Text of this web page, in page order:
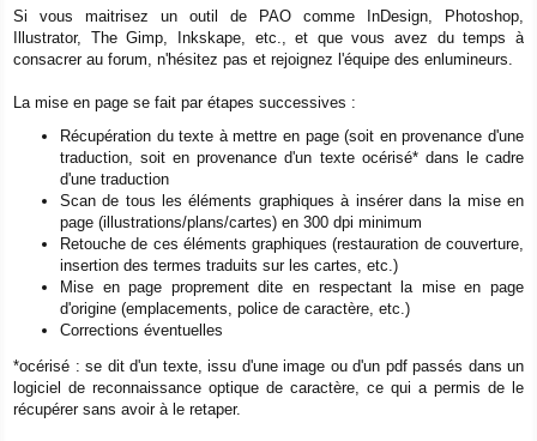
e
Si vous maitrisez un outil de PAO comme InDesign, Photoshop,
Illustrator, The Gimp, Inkskape, etc., et que vous avez du temps à
consacrer au forum, n'hésitez pas et rejoignez l'équipe des enlumineurs.
La mise en page se fait par étapes successives :
Récupération du texte à mettre en page (soit en provenance d'une
traduction, soit en provenance d'un texte océrisé* dans le cadre
d'une traduction
Scan de tous les éléments graphiques à insérer dans la mise en
page (illustrations/plans/cartes) en 300 dpi minimum
Retouche de ces éléments graphiques (restauration de couverture,
insertion des termes traduits sur les cartes, etc.)
Mise en page proprement dite en respectant la mise en page
d'origine (emplacements, police de caractère, etc.)
Corrections éventuelles
*océrisé : se dit d'un texte, issu d'une image ou d'un pdf passés dans un
logiciel de reconnaissance optique de caractère, ce qui a permis de le
récupérer sans avoir à le retaper.